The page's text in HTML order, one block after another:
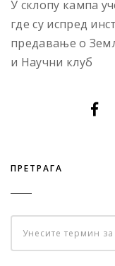
У склопу кампа
где су испред
предавање о
и Научни клуб
ПРЕТРАГА